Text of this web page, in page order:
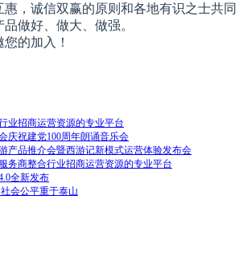
，诚信双赢的原则和各地有识之士共同
做好、做大、做强。
的加入！
业招商运营资源的专业平台
庆祝建党100周年朗诵音乐会
产品推介会暨西游记新模式运营体验发布会
务商整合行业招商运营资源的专业平台
全新发布
会公平重于泰山